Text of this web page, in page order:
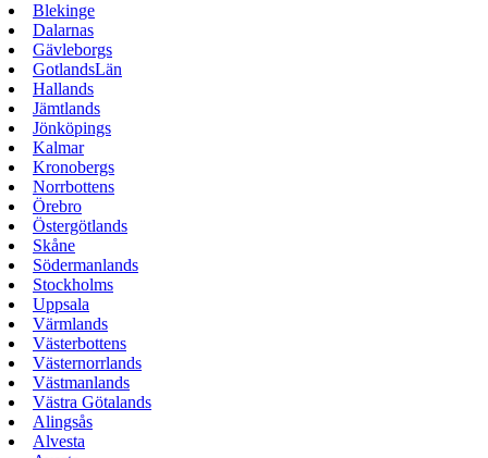
Blekinge
Dalarnas
Gävleborgs
GotlandsLän
Hallands
Jämtlands
Jönköpings
Kalmar
Kronobergs
Norrbottens
Örebro
Östergötlands
Skåne
Södermanlands
Stockholms
Uppsala
Värmlands
Västerbottens
Västernorrlands
Västmanlands
Västra Götalands
Alingsås
Alvesta